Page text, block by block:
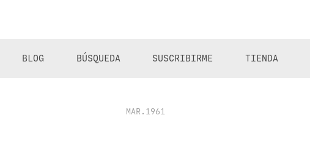
BLOG BÚSQUEDA SUSCRIBIRME TIENDA
MAR.1961